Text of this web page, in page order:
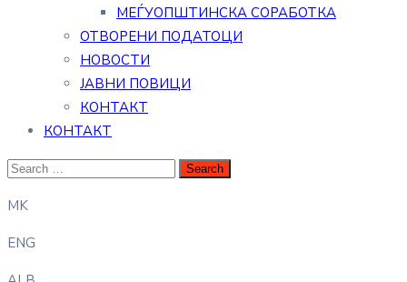
МЕЃУОПШТИНСКА СОРАБОТКА
ОТВОРЕНИ ПОДАТОЦИ
НОВОСТИ
ЈАВНИ ПОВИЦИ
КОНТАКТ
КОНТАКТ
MK
ENG